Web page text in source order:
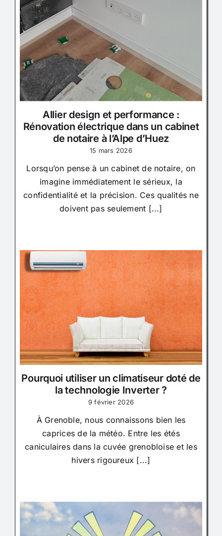
Allier design et performance :
Rénovation électrique dans un cabinet
de notaire à l’Alpe d’Huez
15 mars 2026
Lorsqu’on pense à un cabinet de notaire, on
imagine immédiatement le sérieux, la
confidentialité et la précision. Ces qualités ne
doivent pas seulement [...]
Pourquoi utiliser un climatiseur doté de
la technologie Inverter ?
9 février 2026
À Grenoble, nous connaissons bien les
caprices de la météo. Entre les étés
caniculaires dans la cuvée grenobloise et les
hivers rigoureux [...]